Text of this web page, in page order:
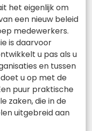
het eigenlijk om
een nieuw beleid
medewerkers.
is daarvoor
u pas als u
en tussen
u op met de
puur praktische
zaken, die in de
uitgebreid aan